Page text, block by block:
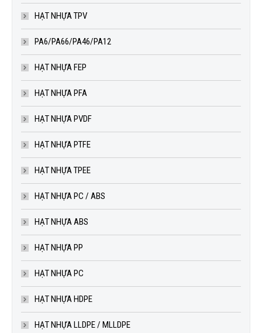
HẠT NHỰA TPV
PA6/PA66/PA46/PA12
HẠT NHỰA FEP
HẠT NHỰA PFA
HẠT NHỰA PVDF
HẠT NHỰA PTFE
HẠT NHỰA TPEE
HẠT NHỰA PC / ABS
HẠT NHỰA ABS
HẠT NHỰA PP
HẠT NHỰA PC
HẠT NHỰA HDPE
HẠT NHỰA LLDPE / MLLDPE